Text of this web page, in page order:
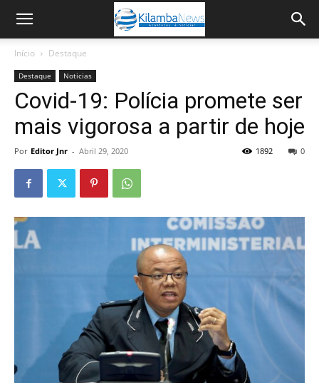
Início Destaque
Destaque Noticias
Covid-19: Polícia promete ser
mais vigorosa a partir de hoje
Por Editor Jnr - Abril 29, 2020 0
1892